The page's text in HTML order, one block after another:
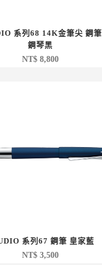
系列68 14K金筆尖 鋼筆
鋼琴黑
NT$ 8,800
系列67 鋼筆 皇家藍
NT$ 3,500